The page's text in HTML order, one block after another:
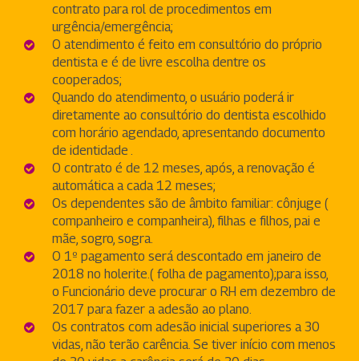
contrato para rol de procedimentos em
urgência/emergência;
O atendimento é feito em consultório do próprio
dentista e é de livre escolha dentre os
cooperados;
Quando do atendimento, o usuário poderá ir
diretamente ao consultório do dentista escolhido
com horário agendado, apresentando documento
de identidade .
O contrato é de 12 meses, após, a renovação é
automática a cada 12 meses;
Os dependentes são de âmbito familiar: cônjuge (
companheiro e companheira), filhas e filhos, pai e
mãe, sogro, sogra.
O 1º pagamento será descontado em janeiro de
2018 no holerite.( folha de pagamento);para isso,
o Funcionário deve procurar o RH em dezembro de
2017 para fazer a adesão ao plano.
Os contratos com adesão inicial superiores a 30
vidas, não terão carência. Se tiver início com menos